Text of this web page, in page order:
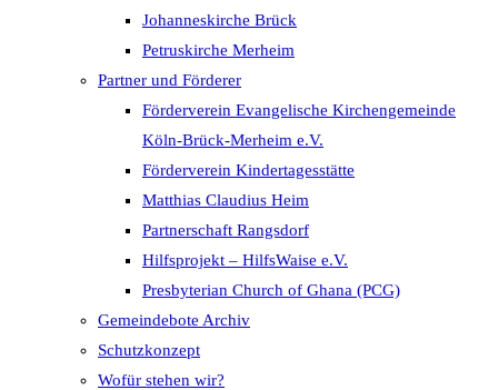
Johanneskirche Brück
Petruskirche Merheim
Partner und Förderer
Förderverein Evangelische Kirchengemeinde
Köln-Brück-Merheim e.V.
Förderverein Kindertagesstätte
Matthias Claudius Heim
Partnerschaft Rangsdorf
Hilfsprojekt – HilfsWaise e.V.
Presbyterian Church of Ghana (PCG)
Gemeindebote Archiv
Schutzkonzept
Wofür stehen wir?